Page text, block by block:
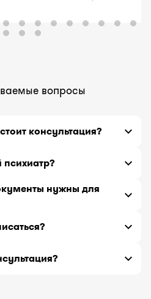
вопросы
консультация?
большим стажем
онлайн -
нужны для
диагнозом,
заболеваниях,
лекарств.